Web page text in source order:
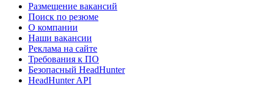
Размещение вакансий
Поиск по резюме
О компании
Наши вакансии
Реклама на сайте
Требования к ПО
Безопасный HeadHunter
HeadHunter API